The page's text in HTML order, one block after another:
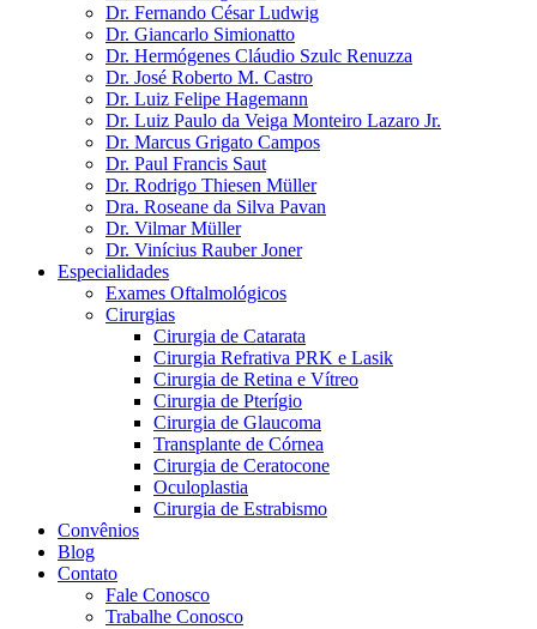
Dr. Fernando César Ludwig
Dr. Giancarlo Simionatto
Dr. Hermógenes Cláudio Szulc Renuzza
Dr. José Roberto M. Castro
Dr. Luiz Felipe Hagemann
Dr. Luiz Paulo da Veiga Monteiro Lazaro Jr.
Dr. Marcus Grigato Campos
Dr. Paul Francis Saut
Dr. Rodrigo Thiesen Müller
Dra. Roseane da Silva Pavan
Dr. Vilmar Müller
Dr. Vinícius Rauber Joner
Especialidades
Exames Oftalmológicos
Cirurgias
Cirurgia de Catarata
Cirurgia Refrativa PRK e Lasik
Cirurgia de Retina e Vítreo
Cirurgia de Pterígio
Cirurgia de Glaucoma
Transplante de Córnea
Cirurgia de Ceratocone
Oculoplastia
Cirurgia de Estrabismo
Convênios
Blog
Contato
Fale Conosco
Trabalhe Conosco